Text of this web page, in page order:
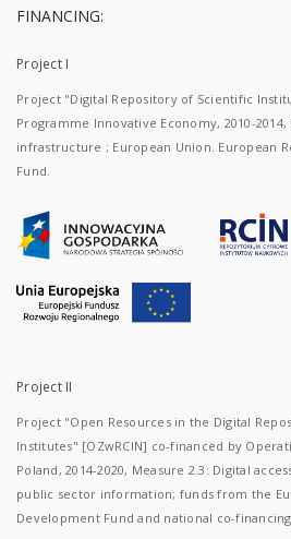
FINANCING:
Project I
Project "Digital Repository of Scientific
Programme Innovative Economy, 2010-2014,
infrastructure ; European Union. European
Fund.
Project II
Project "Open Resources in the Digital
Institutes" [OZwRCIN] co-financed by
Poland, 2014-2020, Measure 2.3: Digital
public sector information; funds from the
Development Fund and national co-